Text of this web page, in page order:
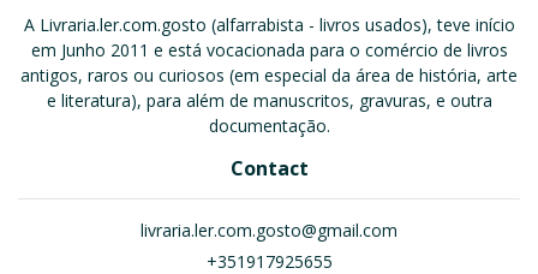
A Livraria.ler.com.gosto (alfarrabista - livros usados), teve início
em Junho 2011 e está vocacionada para o comércio de livros
antigos, raros ou curiosos (em especial da área de história, arte
e literatura), para além de manuscritos, gravuras, e outra
documentação.
Contact
livraria.ler.com.gosto@gmail.com
+351917925655